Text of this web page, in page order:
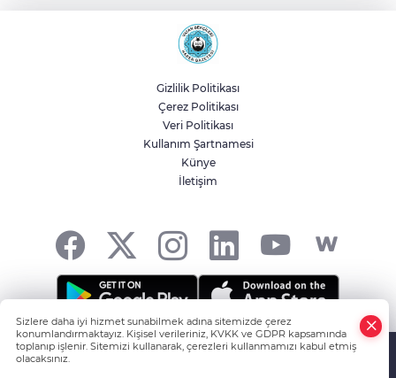
Karacabey'de 38 bin 850 dekar arazi
modern sulamaya kavuşuyor
Temmuz'da 107 bin gıda denetimine 250
milyon TL ceza kesildi
Gizlilik Politikası
Çerez Politikası
Veri Politikası
Kullanım Şartnamesi
Künye
İletişim
HABER YAZILIMIve TURKTICARET.NET projesidir Copyright© 2006-
Sizlere daha iyi hizmet sunabilmek adına sitemizde çerez
konumlandırmaktayız. Kişisel verileriniz, KVKK ve GDPR kapsamında
toplanıp işlenir. Sitemizi kullanarak, çerezleri kullanmamızı kabul etmiş
olacaksınız.